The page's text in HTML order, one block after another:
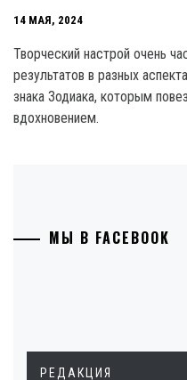
14 МАЯ, 2024
Творческий настрой очень
результатов в разных
знака Зодиака, которым
вдохновением.
МЫ В FACEBOOK
РЕДАКЦИЯ